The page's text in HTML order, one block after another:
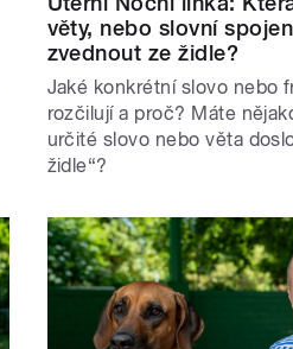
věty, nebo slovní
zvednout ze židle?
Jaké konkrétní slovo nebo
rozčilují a proč? Máte
určité slovo nebo věta
židle“?